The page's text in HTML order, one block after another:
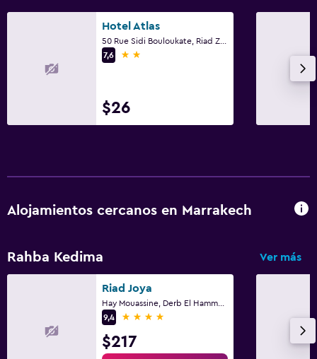
Hotel Atlas
7,6
2 estrellas
$26
Alojamientos cercanos en Marrakech
Rahba Kedima Ver más
Riad Joya
9,4
4 estrellas
$217